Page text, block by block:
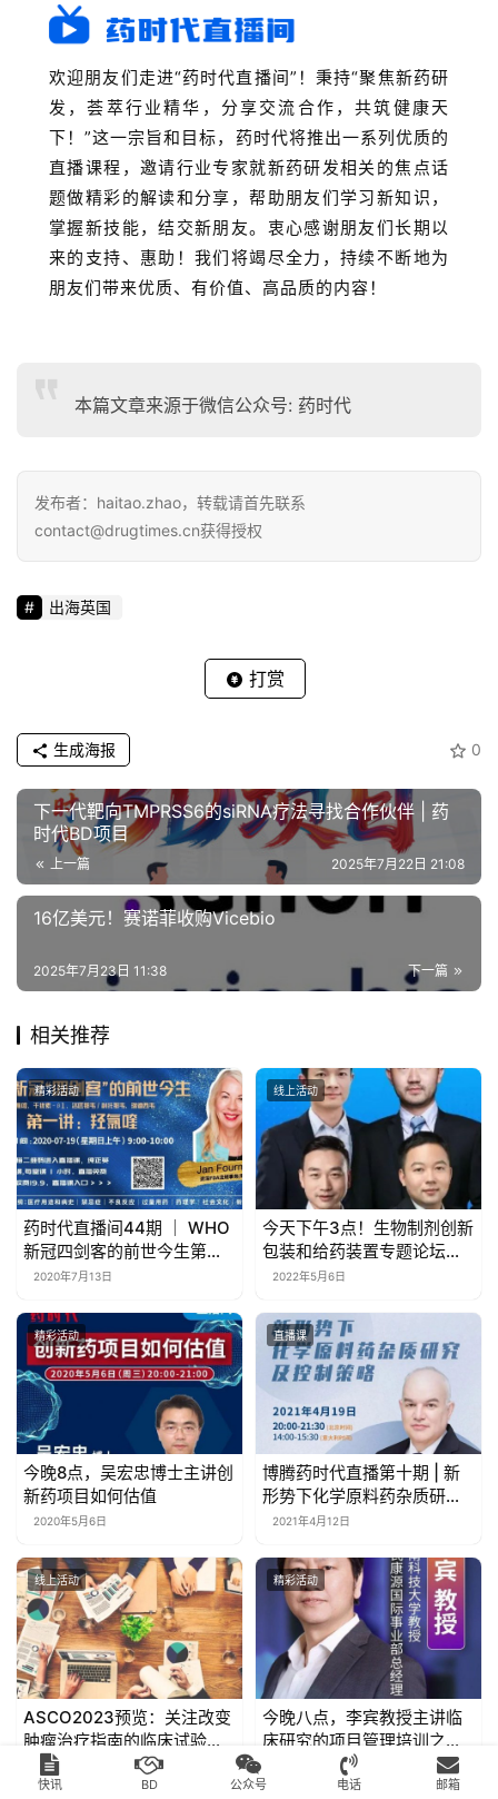
欢迎朋友们走进“药时代直播间”！秉持“聚焦新药研
发，荟萃行业精华，分享交流合作，共筑健康天
下！”这一宗旨和目标，药时代将推出一系列优质的
直播课程，邀请行业专家就新药研发相关的焦点话
题做精彩的解读和分享，帮助朋友们学习新知识，
掌握新技能，结交新朋友。衷心感谢朋友们长期以
来的支持、惠助！我们将竭尽全力，持续不断地为
朋友们带来优质、有价值、高品质的内容！
本篇文章来源于微信公众号: 药时代
发布者：haitao.zhao，转载请首先联系
contact@drugtimes.cn获得授权
出海英国
打赏
0
生成海报
下一代靶向TMPRSS6的siRNA疗法寻找合作伙伴 | 药
时代BD项目
上一篇 2025年7月22日 21:08
16亿美元！赛诺菲收购Vicebio
下一篇
2025年7月23日 11:38
相关推荐
精彩活动
药时代直播间44期 ｜ WHO
新冠四剑客的前世今生第一
讲：羟氯喹
2020年7月13日
线上活动
今天下午3点！生物制剂创新
包装和给药装置专题论坛开
启！
2022年5月6日
精彩活动
今晚8点，吴宏忠博士主讲创
新药项目如何估值
2020年5月6日
直播课
博腾药时代直播第十期 | 新
形势下化学原料药杂质研究
及控制策略
2021年4月12日
线上活动
ASCO2023预览：关注改变
肿瘤治疗指南的临床试验，
撬动市场的关键数据，以及
亚洲生物技术公司的崛起 |
2023年5月24日
精彩活动
今晚八点，李宾教授主讲临
床研究的项目管理培训之沟
2020年6月1日
快讯 BD 公众号 电话 邮箱